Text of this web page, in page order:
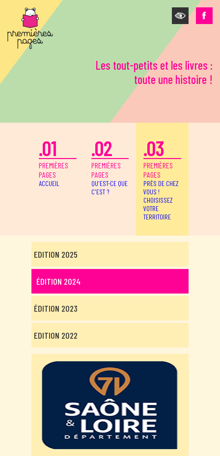
Aller au contenu principal
Les tout-petits et les livres :
toute une histoire !
.01
PREMIÈRES
PAGES
ACCUEIL
.02
PREMIÈRES
PAGES
QU'EST-CE QUE
C'EST ?
.03
PREMIÈRES
PAGES
PRÈS DE CHEZ
VOUS !
CHOISISSEZ
VOTRE
TERRITOIRE
EDITION 2025
ÉDITION 2024
ÉDITION 2023
EDITION 2022